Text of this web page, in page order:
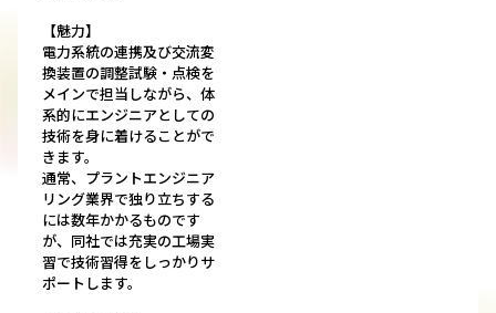
【魅力】
電力系統の連携及び交流変
換装置の調整試験・点検を
メインで担当しながら、体
系的にエンジニアとしての
技術を身に着けることがで
きます。
通常、プラントエンジニア
リング業界で独り立ちする
には数年かかるものです
が、同社では充実の工場実
習で技術習得をしっかりサ
ポートします。